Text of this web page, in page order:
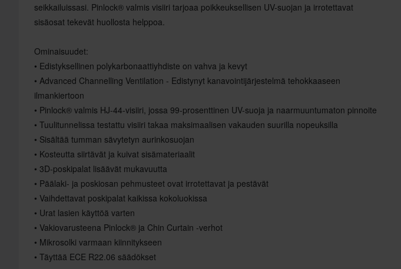
seikkailuissasi. Pinlock® valmis visiiri tarjoaa poikkeuksellisen UV-suojan ja irrotettavat
sisäosat tekevät huollosta helppoa.
Ominaisuudet:
• Edistyksellinen polykarbonaattiyhdiste on vahva ja kevyt
• Advanced Channelling Ventilation - Edistynyt kanavointijärjestelmä tehokkaaseen
ilmankiertoon
• Pinlock® valmis HJ-44-visiiri, jossa 99-prosenttinen UV-suoja ja naarmuuntumaton pinnoite
• Tuulitunnelissa testattu visiiri takaa maksimaalisen vakauden suurilla nopeuksilla
• Sisältää tumman sävytetyn aurinkosuojan
• Kosteutta siirtävät ja kuivat sisämateriaalit
• 3D-poskipalat lisäävät mukavuutta
• Päälaki- ja poskiosan pehmusteet ovat irrotettavat ja pestävät
• Vaihdettavat poskipalat kaikissa kokoluokissa
• Urat lasien käyttöä varten
• Vakiovarusteena Pinlock® ja Chin Curtain -verhot
• Mikrosolki varmaan kiinnitykseen
• Täyttää ECE R22.06 säädökset